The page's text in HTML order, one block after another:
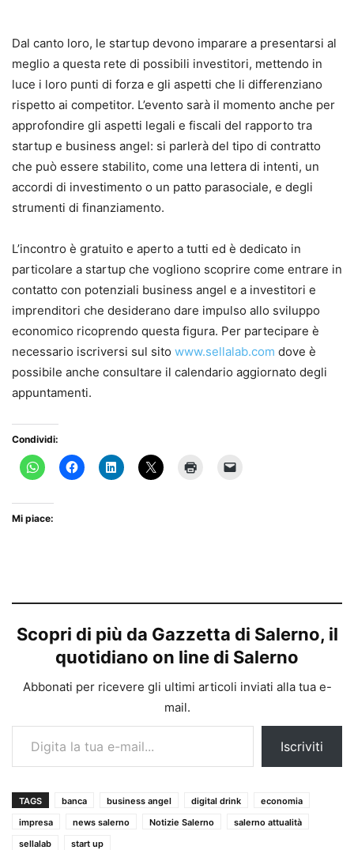
Dal canto loro, le startup devono imparare a presentarsi al
meglio a questa rete di possibili investitori, mettendo in
luce i loro punti di forza e gli aspetti che li differenziano
rispetto ai competitor. L’evento sarà il momento anche per
approfondire gli aspetti legali e fiscali del rapporto tra
startup e business angel: si parlerà del tipo di contratto
che può essere stabilito, come una lettera di intenti, un
accordi di investimento o un patto parasociale, e degli
strumenti di finanziamento.
L’incontro è gratuito e aperto a tutti ed è dedicato in
particolare a startup che vogliono scoprire come entrare in
contatto con potenziali business angel e a investitori e
imprenditori che desiderano dare impulso allo sviluppo
economico ricoprendo questa figura. Per partecipare è
necessario iscriversi sul sito www.sellalab.com dove è
possibile anche consultare il calendario aggiornato degli
appuntamenti.
Condividi:
Mi piace:
Scopri di più da Gazzetta di Salerno, il
quotidiano on line di Salerno
Abbonati per ricevere gli ultimi articoli inviati alla tua e-
mail.
Digita la tua e-mail...
Iscriviti
TAGS banca business angel digital drink
economia
impresa
news salerno Notizie Salerno
salerno attualità
sellalab
start up